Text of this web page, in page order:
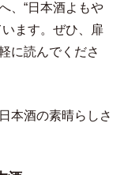
、“日本酒よもや
ます。ぜひ、扉
に読んでくださ
本酒の素晴らしさ